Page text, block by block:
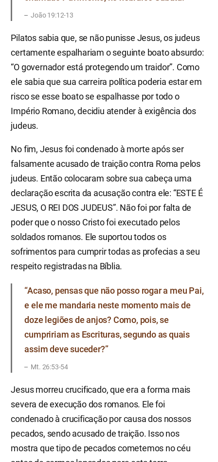
João 19:12-13
Pilatos sabia que, se não punisse Jesus, os judeus
certamente espalhariam o seguinte boato absurdo:
“O governador está protegendo um traidor”. Como
ele sabia que sua carreira política poderia estar em
risco se esse boato se espalhasse por todo o
Império Romano, decidiu atender à exigência dos
judeus.
No fim, Jesus foi condenado à morte após ser
falsamente acusado de traição contra Roma pelos
judeus. Então colocaram sobre sua cabeça uma
declaração escrita da acusação contra ele: “ESTE É
JESUS, O REI DOS JUDEUS”. Não foi por falta de
poder que o nosso Cristo foi executado pelos
soldados romanos. Ele suportou todos os
sofrimentos para cumprir todas as profecias a seu
respeito registradas na Bíblia.
“Acaso, pensas que não posso rogar a meu Pai,
e ele me mandaria neste momento mais de
doze legiões de anjos? Como, pois, se
cumpririam as Escrituras, segundo as quais
assim deve suceder?”
Mt. 26:53-54
Jesus morreu crucificado, que era a forma mais
severa de execução dos romanos. Ele foi
condenado à crucificação por causa dos nossos
pecados, sendo acusado de traição. Isso nos
mostra que tipo de pecados cometemos no céu